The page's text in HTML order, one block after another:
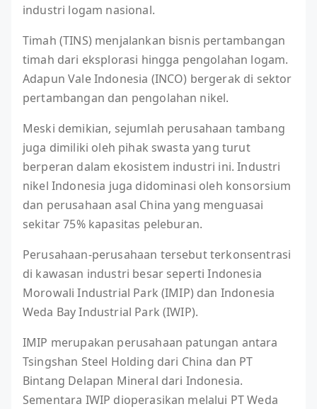
industri logam nasional.
Timah (TINS) menjalankan bisnis pertambangan
timah dari eksplorasi hingga pengolahan logam.
Adapun Vale Indonesia (INCO) bergerak di sektor
pertambangan dan pengolahan nikel.
Meski demikian, sejumlah perusahaan tambang
juga dimiliki oleh pihak swasta yang turut
berperan dalam ekosistem industri ini. Industri
nikel Indonesia juga didominasi oleh konsorsium
dan perusahaan asal China yang menguasai
sekitar 75% kapasitas peleburan.
Perusahaan-perusahaan tersebut terkonsentrasi
di kawasan industri besar seperti Indonesia
Morowali Industrial Park (IMIP) dan Indonesia
Weda Bay Industrial Park (IWIP).
IMIP merupakan perusahaan patungan antara
Tsingshan Steel Holding dari China dan PT
Bintang Delapan Mineral dari Indonesia.
Sementara IWIP dioperasikan melalui PT Weda